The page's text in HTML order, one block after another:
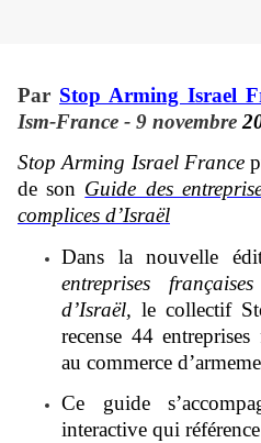
Par Stop Arming Israel
Ism-France - 9 novembre
Stop Arming Israel France
de son Guide des
complices d’Israël
Dans la nouvelle
entreprises
d’Israël, le collectif
recense 44
au commerce
Ce guide
interactive qui